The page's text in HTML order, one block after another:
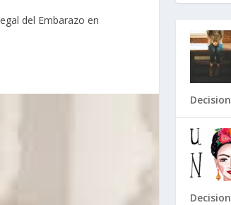
del Embarazo en
Decision
Decision